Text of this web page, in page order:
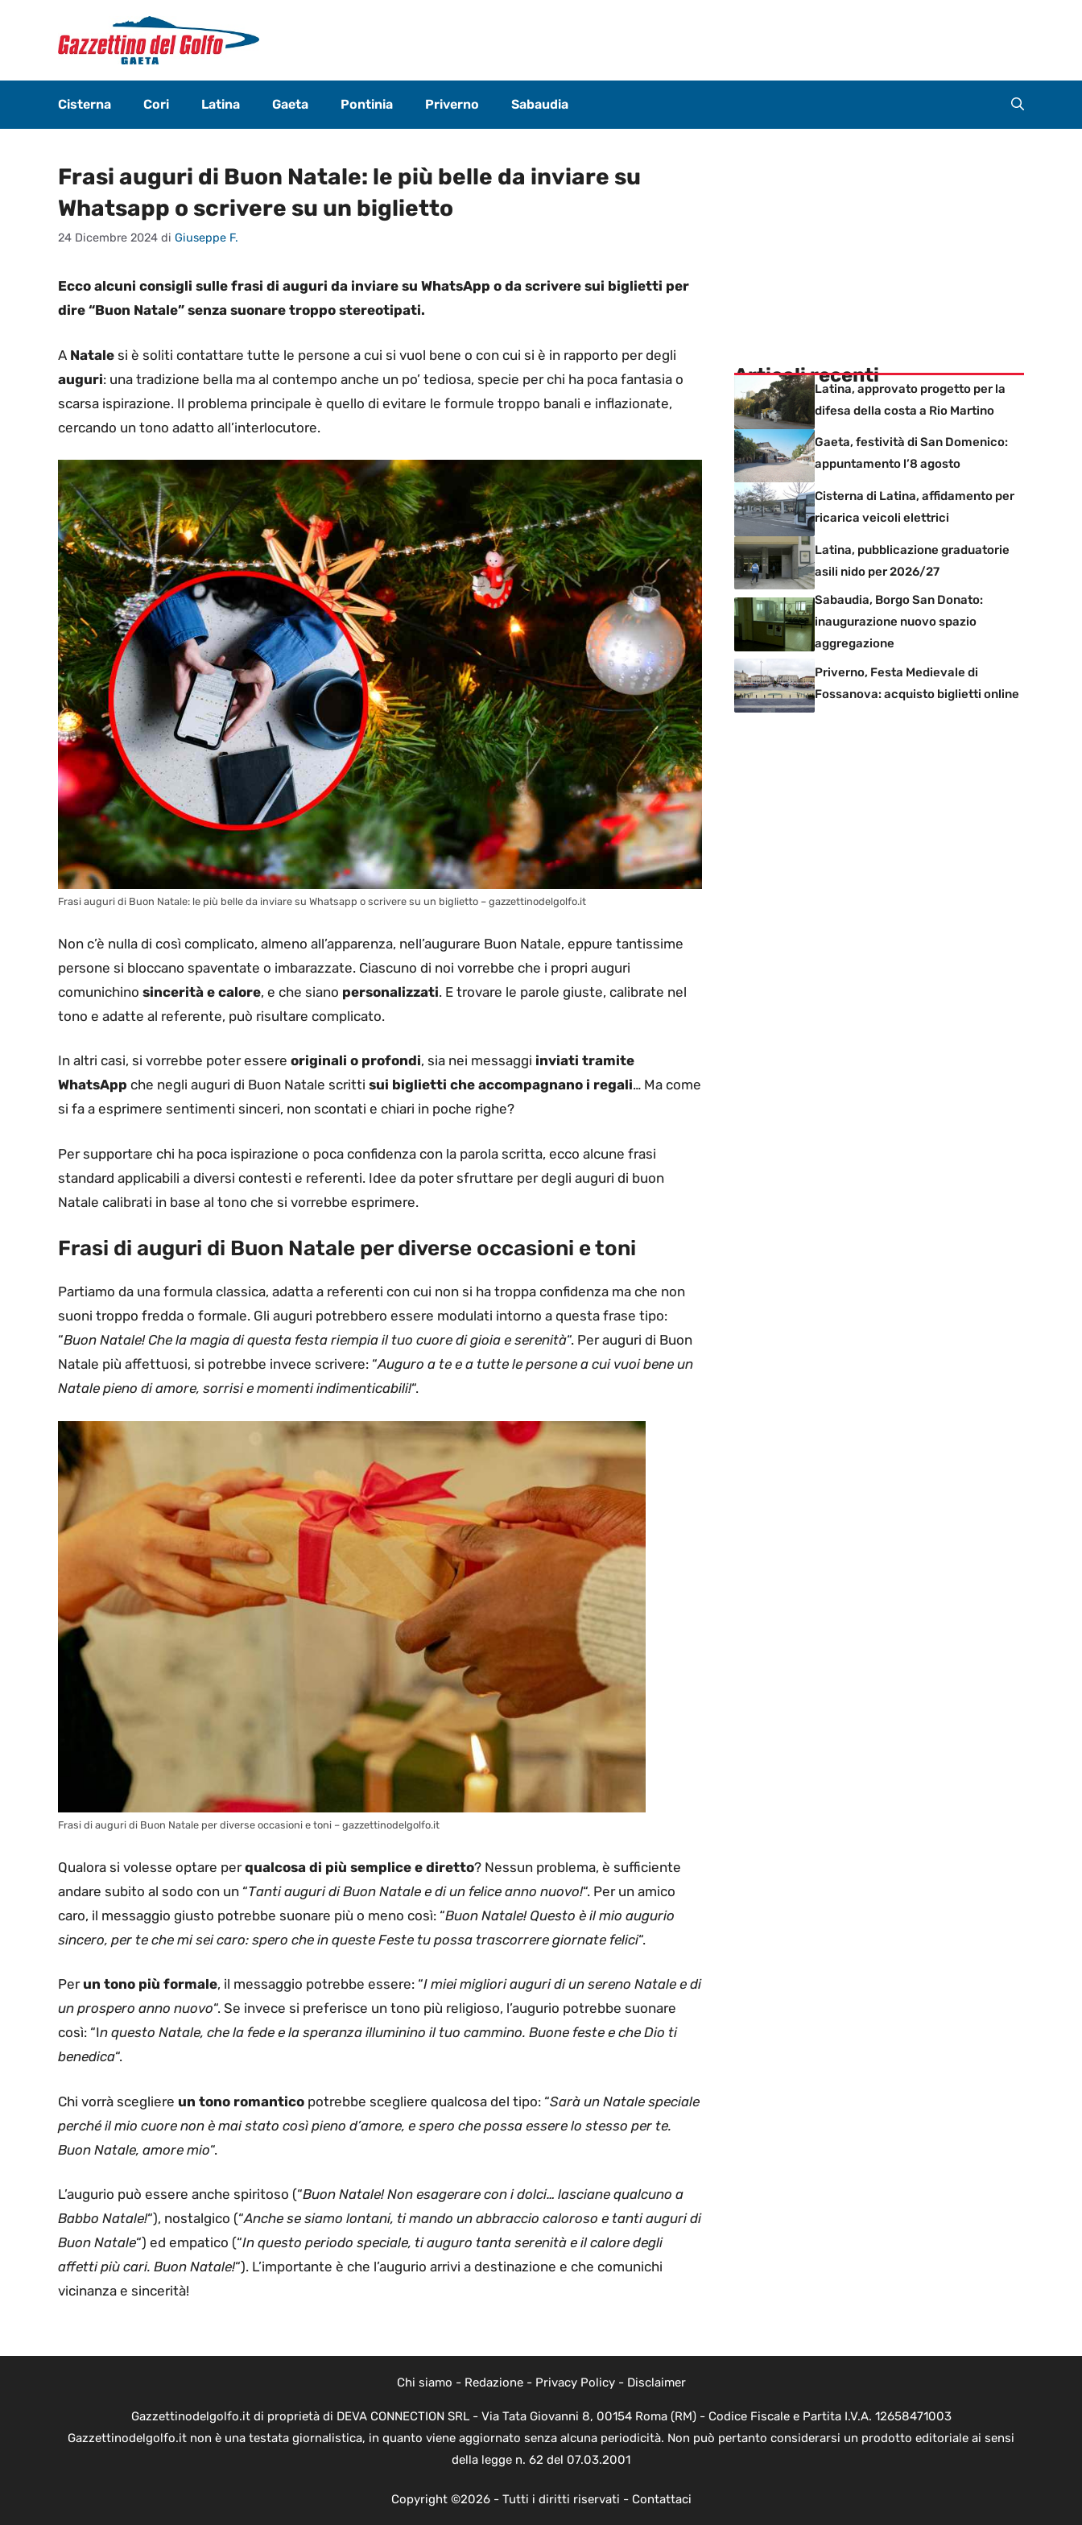
contenuto
Cisterna Cori Latina Gaeta Pontinia Priverno Sabaudia
Frasi auguri di Buon Natale: le più belle da inviare su
Whatsapp o scrivere su un biglietto
24 Dicembre 2024 di Giuseppe F.
Ecco alcuni consigli sulle frasi di auguri da inviare su WhatsApp o da scrivere sui biglietti per
dire “Buon Natale” senza suonare troppo stereotipati.
A Natale si è soliti contattare tutte le persone a cui si vuol bene o con cui si è in rapporto per degli
auguri: una tradizione bella ma al contempo anche un po’ tediosa, specie per chi ha poca fantasia o
scarsa ispirazione. Il problema principale è quello di evitare le formule troppo banali e inflazionate,
cercando un tono adatto all’interlocutore.
Frasi auguri di Buon Natale: le più belle da inviare su Whatsapp o scrivere su un biglietto – gazzettinodelgolfo.it
Non c’è nulla di così complicato, almeno all’apparenza, nell’augurare Buon Natale, eppure tantissime
persone si bloccano spaventate o imbarazzate. Ciascuno di noi vorrebbe che i propri auguri
comunichino sincerità e calore, e che siano personalizzati. E trovare le parole giuste, calibrate nel
tono e adatte al referente, può risultare complicato.
In altri casi, si vorrebbe poter essere originali o profondi, sia nei messaggi inviati tramite
WhatsApp che negli auguri di Buon Natale scritti sui biglietti che accompagnano i regali… Ma come
si fa a esprimere sentimenti sinceri, non scontati e chiari in poche righe?
Per supportare chi ha poca ispirazione o poca confidenza con la parola scritta, ecco alcune frasi
standard applicabili a diversi contesti e referenti. Idee da poter sfruttare per degli auguri di buon
Natale calibrati in base al tono che si vorrebbe esprimere.
Frasi di auguri di Buon Natale per diverse occasioni e toni
Partiamo da una formula classica, adatta a referenti con cui non si ha troppa confidenza ma che non
suoni troppo fredda o formale. Gli auguri potrebbero essere modulati intorno a questa frase tipo:
“Buon Natale! Che la magia di questa festa riempia il tuo cuore di gioia e serenità“. Per auguri di Buon
Natale più affettuosi, si potrebbe invece scrivere: “Auguro a te e a tutte le persone a cui vuoi bene un
Natale pieno di amore, sorrisi e momenti indimenticabili!“.
Frasi di auguri di Buon Natale per diverse occasioni e toni – gazzettinodelgolfo.it
Qualora si volesse optare perqualcosa di più semplice e diretto? Nessun problema, è sufficiente
andare subito al sodo con un “Tanti auguri di Buon Natale e di un felice anno nuovo!“. Per un amico
caro, il messaggio giusto potrebbe suonare più o meno così: “Buon Natale! Questo è il mio augurio
sincero, per te che mi sei caro: spero che in queste Feste tu possa trascorrere giornate felici“.
Per un tono più formale, il messaggio potrebbe essere: “I miei migliori auguri di un sereno Natale e di
un prospero anno nuovo“. Se invece si preferisce un tono più religioso, l’augurio potrebbe suonare
così: “In questo Natale, che la fede e la speranza illuminino il tuo cammino. Buone feste e che Dio ti
benedica“.
Chi vorrà scegliere un tono romantico potrebbe scegliere qualcosa del tipo: “Sarà un Natale speciale
perché il mio cuore non è mai stato così pieno d’amore, e spero che possa essere lo stesso per te.
Buon Natale, amore mio“.
L’augurio può essere anche spiritoso (“Buon Natale! Non esagerare con i dolci… lasciane qualcuno a
Babbo Natale!“), nostalgico (“Anche se siamo lontani, ti mando un abbraccio caloroso e tanti auguri di
Buon Natale“) ed empatico (“In questo periodo speciale, ti auguro tanta serenità e il calore degli
affetti più cari. Buon Natale!“). L’importante è che l’augurio arrivi a destinazione e che comunichi
vicinanza e sincerità!
Articoli recenti
Latina, approvato progetto per la
difesa della costa a Rio Martino
Gaeta, festività di San Domenico:
appuntamento l’8 agosto
Cisterna di Latina, affidamento per
ricarica veicoli elettrici
Latina, pubblicazione graduatorie
asili nido per 2026/27
Sabaudia, Borgo San Donato:
inaugurazione nuovo spazio
aggregazione
Priverno, Festa Medievale di
Fossanova: acquisto biglietti online
Chi siamo - Redazione- Privacy Policy- Disclaimer
Gazzettinodelgolfo.it di proprietà di DEVA CONNECTION SRL - Via Tata Giovanni 8, 00154 Roma (RM) - Codice Fiscale e Partita I.V.A. 12658471003
Gazzettinodelgolfo.it non è una testata giornalistica, in quanto viene aggiornato senza alcuna periodicità. Non può pertanto considerarsi un prodotto editoriale ai sensi
della legge n. 62 del 07.03.2001
Copyright ©2026 - Tutti i diritti riservati - Contattaci